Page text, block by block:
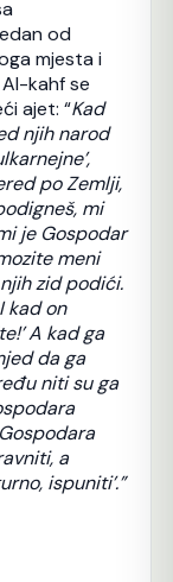
od
mjesta i
kahf se
ajet: “Kad
njih narod
po Zemlji,
mi
je Gospodar
meni
zid podići.
kad on
A kad ga
da ga
niti su ga
a
ispuniti’.”